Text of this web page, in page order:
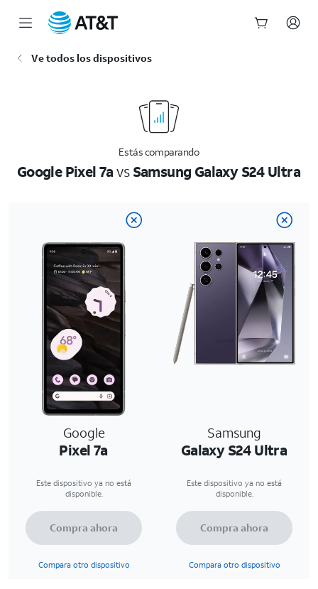
Ve todos los dispositivos
Estás comparando
Google Pixel 7avsSamsung Galaxy S24 Ultra
Google
Pixel 7a
Samsung
Galaxy S24 Ultra
Este dispositivo ya no está
disponible.
Este dispositivo ya no está
disponible.
Compra ahora
Compara otro dispositivo
Compra ahora
Compara otro dispositivo